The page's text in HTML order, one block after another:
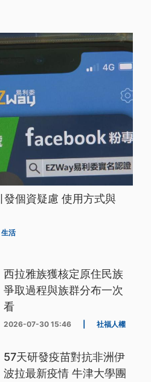
個資疑慮 使用方式與
生活
西拉雅族獲核定原住民族
爭取過程與族群分布一次
看
2026-07-30 15:46 社福人權
57天研發疫苗對抗非洲伊
波拉最新疫情 牛津大學團